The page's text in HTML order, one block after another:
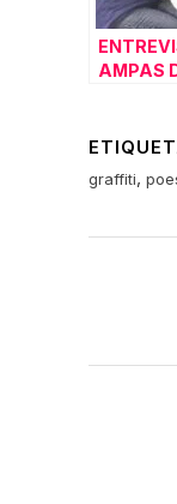
AMPAS
graffiti,